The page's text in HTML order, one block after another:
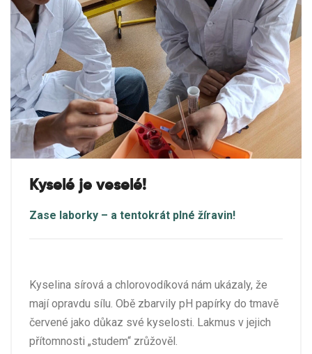
Kyselé je veselé!
Zase laborky – a tentokrát plné žíravin!
Kyselina sírová a chlorovodíková nám ukázaly, že
mají opravdu sílu. Obě zbarvily pH papírky do tmavě
červené jako důkaz své kyselosti. Lakmus v jejich
přítomnosti „studem“ zrůžověl.